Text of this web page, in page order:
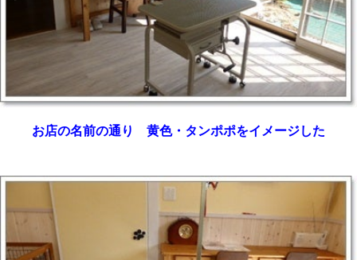
お店の名前の通り 黄色・タンポポをイメージした